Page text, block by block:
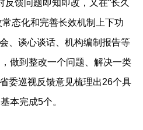
反馈问题即知即改，又在“长久
态化和完善长效机制上下功
、谈心谈话、机构编制报告等
做到整改一个问题、解决一类
委巡视反馈意见梳理出26个具
本完成5个。